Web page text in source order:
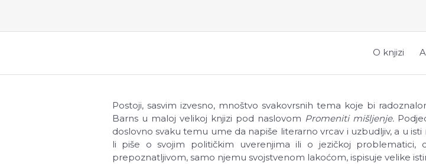
O knjizi
Postoji, sasvim izvesno, mnoštvo svakovrsnih tema koje bi
Barns u maloj velikoj knjizi pod naslovom Promeniti mišljenje.
doslovno svaku temu ume da napiše literarno vrcav i uzbudljiv, a u
li piše o svojim političkim uverenjima ili o jezičkoj problematici,
prepoznatljivom, samo njemu svojstvenom lakoćom, ispisuje velike